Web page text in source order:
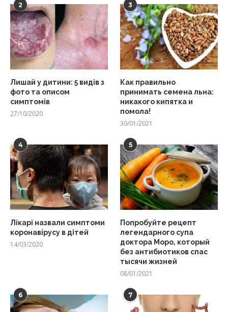
2
Лишай у дитини: 5 видів з
фото та описом
симптомів
27/10/2020
3
Как правильно
принимать семена льна:
никакого кипятка и
помола!
30/01/2021
4
Лікарі назвали симптоми
коронавірусу в дітей
14/03/2020
5
Попробуйте рецепт
легендарного супа
доктора Моро, который
без антибиотиков спас
тысячи жизней
08/01/2021
6 7